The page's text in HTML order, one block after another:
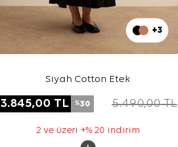
+3
Siyah Cotton Etek
3.845,00 TL %30 5.490,00TL
2 ve üzeri +% 20 indirim